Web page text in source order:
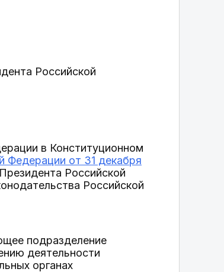
Российской
в Конституционном
Федерации от 31 декабря
Российской
Российской
подразделение
деятельности
органах